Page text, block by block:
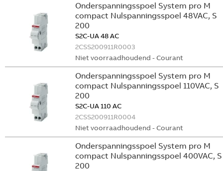
Onderspanningsspoel System pro M
compact Nulspanningsspoel 48VAC, S
200
S2C-UA 48 AC
2CSS200911R0003
Niet voorraadhoudend - Courant
Onderspanningsspoel System pro M
compact Nulspanningsspoel 110VAC, S
200
S2C-UA 110 AC
2CSS200911R0004
Niet voorraadhoudend - Courant
Onderspanningsspoel System pro M
compact Nulspanningsspoel 400VAC, S
200